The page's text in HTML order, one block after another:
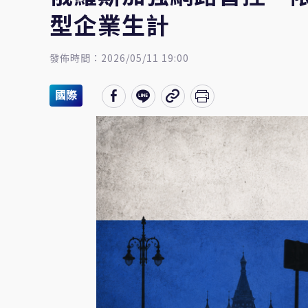
型企業生計
發佈時間：2026/05/11 19:00
國際